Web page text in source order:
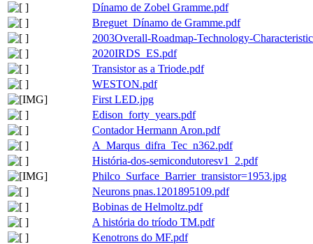
Dínamo de Zobel Gramme.pdf
Breguet_Dínamo de Gramme.pdf
2003Overall-Roadmap-Technology-
2020IRDS_ES.pdf
Transistor as a Triode.pdf
WESTON.pdf
First LED.jpg
Edison_forty_years.pdf
Contador Hermann Aron.pdf
A_Marqus_difra_Tec_n362.pdf
História-dos-semicondutoresv1_2.pdf
Philco_Surface_Barrier_transistor=1953.jpg
Neurons pnas.1201895109.pdf
Bobinas de Helmoltz.pdf
A história do tríodo TM.pdf
Kenotrons do MF.pdf